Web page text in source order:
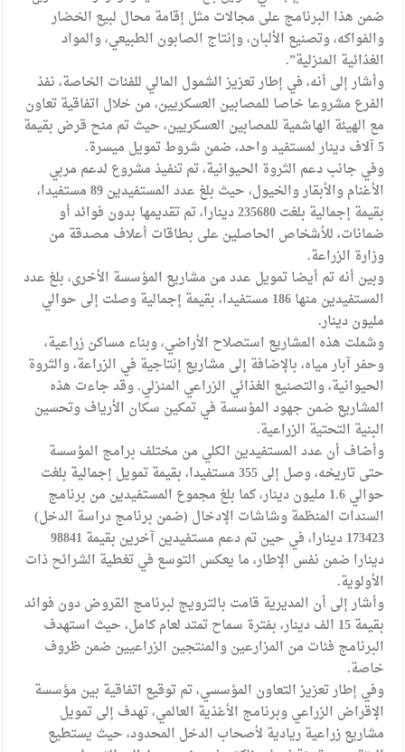
ضمن هذا البرنامج على مجالات مثل إقامة محال لبيع الخضار
والفواكه، وتصنيع الألبان، وإنتاج الصابون الطبيعي، والمواد
الغذائية المنزلية”.
وأشار إلى أنه، في إطار تعزيز الشمول المالي للفئات الخاصة، نفذ
الفرع مشروعا خاصا للمصابين العسكريين، من خلال اتفاقية تعاون
مع الهيئة الهاشمية للمصابين العسكريين، حيث تم منح قرض بقيمة
5 آلاف دينار لمستفيد واحد، ضمن شروط تمويل ميسرة.
وفي جانب دعم الثروة الحيوانية، تم تنفيذ مشروع لدعم مربي
الأغنام والأبقار والخيول، حيث بلغ عدد المستفيدين 89 مستفيدا،
بقيمة إجمالية بلغت 235680 دينارا، تم تقديمها بدون فوائد أو
ضمانات، للأشخاص الحاصلين على بطاقات أعلاف مصدقة من
وزارة الزراعة.
وبين أنه تم أيضا تمويل عدد من مشاريع المؤسسة الأخرى، بلغ عدد
المستفيدين منها 186 مستفيدا، بقيمة إجمالية وصلت إلى حوالي
مليون دينار.
وشملت هذه المشاريع استصلاح الأراضي، وبناء مساكن زراعية،
وحفر آبار مياه، بالإضافة إلى مشاريع إنتاجية في الزراعة، والثروة
الحيوانية، والتصنيع الغذائي الزراعي المنزلي. وقد جاءت هذه
المشاريع ضمن جهود المؤسسة في تمكين سكان الأرياف وتحسين
البنية التحتية الزراعية.
وأضاف أن عدد المستفيدين الكلي من مختلف برامج المؤسسة
حتى تاريخه، وصل إلى 355 مستفيدا، بقيمة تمويل إجمالية بلغت
حوالي 1.6 مليون دينار، كما بلغ مجموع المستفيدين من برنامج
السندات المنظمة وشاشات الإدخال (ضمن برنامج دراسة الدخل)
173423 دينارا، في حين تم دعم مستفيدين آخرين بقيمة 98841
دينارا ضمن نفس الإطار، ما يعكس التوسع في تغطية الشرائح ذات
الأولوية.
وأشار إلى أن المديرية قامت بالترويج لبرنامج القروض دون فوائد
بقيمة 15 الف دينار، بفترة سماح تمتد لعام كامل، حيث استهدف
البرنامج فئات من المزارعين والمنتجين الزراعيين ضمن ظروف
خاصة.
وفي إطار تعزيز التعاون المؤسسي، تم توقيع اتفاقية بين مؤسسة
الإقراض الزراعي وبرنامج الأغذية العالمي، تهدف إلى تمويل
مشاريع زراعية ريادية لأصحاب الدخل المحدود، حيث يستطيع